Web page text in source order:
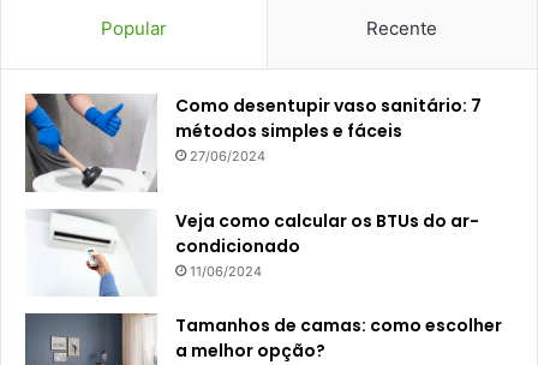
Popular Recente
Como desentupir vaso sanitário: 7
métodos simples e fáceis
27/06/2024
Veja como calcular os BTUs do ar-
condicionado
11/06/2024
Tamanhos de camas: como escolher
a melhor opção?